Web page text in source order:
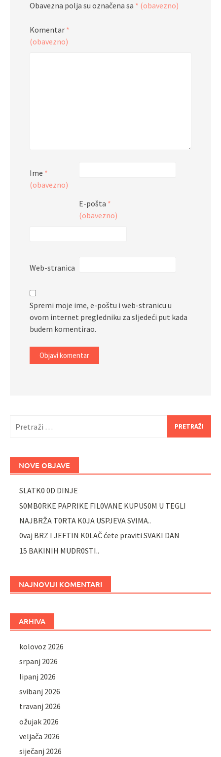
Obavezna polja su označena sa * (obavezno)
Komentar *
(obavezno)
Ime *
(obavezno)
E-pošta *
(obavezno)
Web-stranica
Spremi moje ime, e-poštu i web-stranicu u
ovom internet pregledniku za sljedeći put kada
budem komentirao.
NOVE OBJAVE
SLATK0 0D DINJE
S0MB0RKE PAPRIKE FIL0VANE KUPUS0M U TEGLI
NAJBRŽA T0RTA K0JA USPJEVA SVIMA..
0vaj BRZ I JEFTIN K0LAČ ćete praviti SVAKI DAN
15 BAKINIH MUDR0STI..
NAJNOVIJI KOMENTARI
ARHIVA
kolovoz 2026
srpanj 2026
lipanj 2026
svibanj 2026
travanj 2026
ožujak 2026
veljača 2026
siječanj 2026